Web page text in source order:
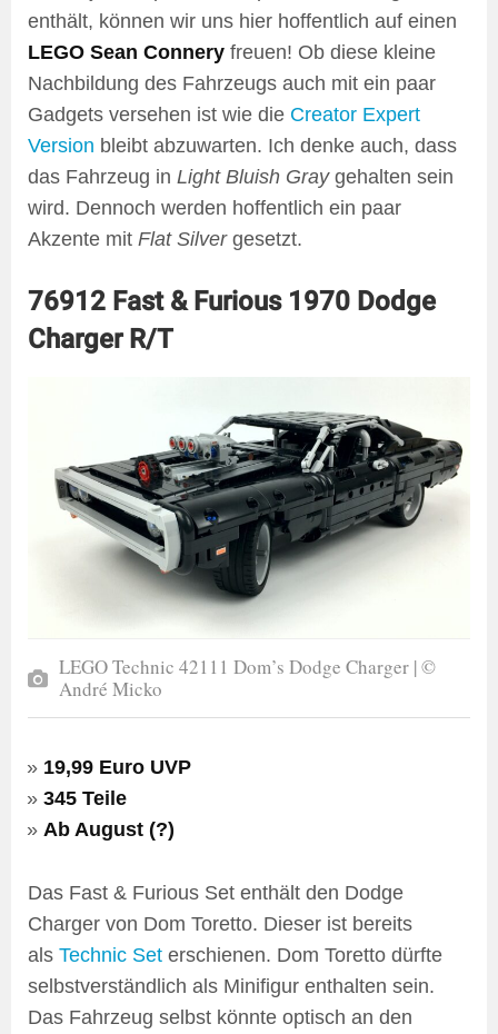
enthält, können wir uns hier hoffentlich auf einen
LEGO Sean Connery freuen! Ob diese kleine
Nachbildung des Fahrzeugs auch mit ein paar
Gadgets versehen ist wie die Creator Expert
Version bleibt abzuwarten. Ich denke auch, dass
das Fahrzeug in Light Bluish Graygehalten sein
wird. Dennoch werden hoffentlich ein paar
Akzente mit Flat Silvergesetzt.
76912 Fast & Furious 1970 Dodge
Charger R/T
LEGO Technic 42111 Dom’s Dodge Charger | ©
André Micko
19,99 Euro UVP
345 Teile
Ab August (?)
Das Fast & Furious Set enthält den Dodge
Charger von Dom Toretto. Dieser ist bereits
als Technic Set erschienen. Dom Toretto dürfte
selbstverständlich als Minifigur enthalten sein.
Das Fahrzeug selbst könnte optisch an den